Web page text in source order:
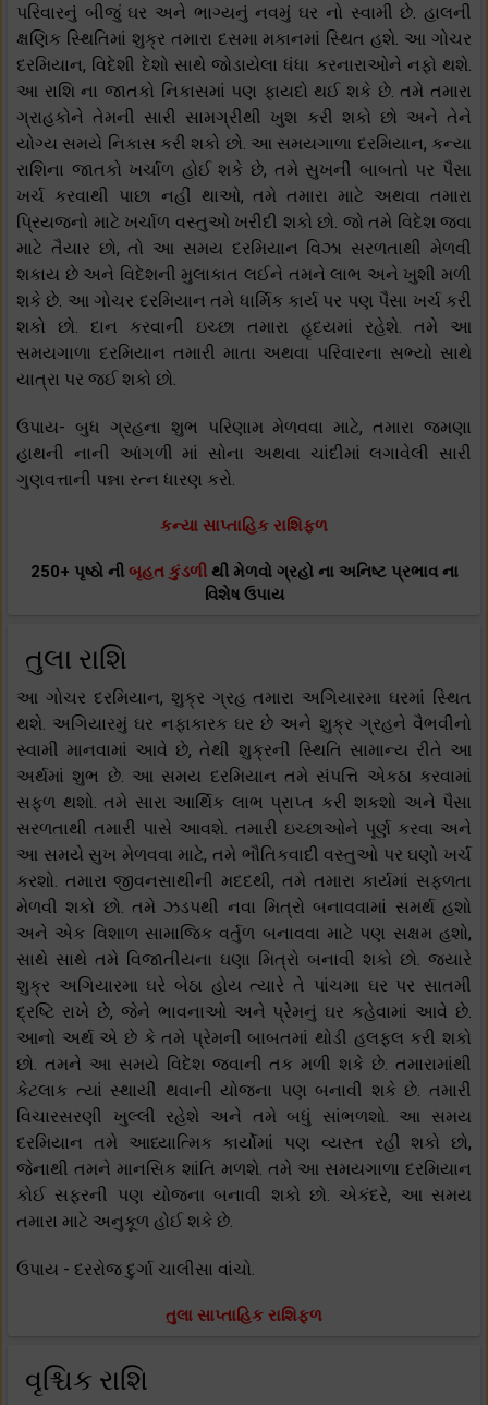
પરિવારનું બીજું ઘર અને ભાગ્યનું નવમું ઘર નો સ્વામી છે. હાલની
ક્ષણિક સ્થિતિમાં શુક્ર તમારા દસમા મકાનમાં સ્થિત હશે. આ ગોચર
દરમિયાન, વિદેશી દેશો સાથે જોડાયેલા ધંધા કરનારાઓને નફો થશે.
આ રાશિ ના જાતકો નિકાસમાં પણ ફાયદો થઈ શકે છે. તમે તમારા
ગ્રાહકોને તેમની સારી સામગ્રીથી ખુશ કરી શકો છો અને તેને
યોગ્ય સમયે નિકાસ કરી શકો છો. આ સમયગાળા દરમિયાન, કન્યા
રાશિના જાતકો ખર્ચાળ હોઈ શકે છે, તમે સુખની બાબતો પર પૈસા
ખર્ચ કરવાથી પાછા નહીં થાઓ, તમે તમારા માટે અથવા તમારા
પ્રિયજનો માટે ખર્ચાળ વસ્તુઓ ખરીદી શકો છો. જો તમે વિદેશ જવા
માટે તૈયાર છો, તો આ સમય દરમિયાન વિઝા સરળતાથી મેળવી
શકાય છે અને વિદેશની મુલાકાત લઈને તમને લાભ અને ખુશી મળી
શકે છે. આ ગોચર દરમિયાન તમે ધાર્મિક કાર્ય પર પણ પૈસા ખર્ચ કરી
શકો છો. દાન કરવાની ઇચ્છા તમારા હૃદયમાં રહેશે. તમે આ
સમયગાળા દરમિયાન તમારી માતા અથવા પરિવારના સભ્યો સાથે
યાત્રા પર જઈ શકો છો.
ઉપાય- બુધ ગ્રહના શુભ પરિણામ મેળવવા માટે, તમારા જમણા
હાથની નાની આંગળી માં સોના અથવા ચાંદીમાં લગાવેલી સારી
ગુણવત્તાની પન્ના રત્ન ધારણ કરો.
કન્યા સાપ્તાહિક રાશિફળ
250+ પૃષ્ઠો ની બૃહત કુંડળીથી મેળવો ગ્રહો ના અનિષ્ટ પ્રભાવ ના
વિશેષ ઉપાય
તુલા રાશિ
આ ગોચર દરમિયાન, શુક્ર ગ્રહ તમારા અગિયારમા ઘરમાં સ્થિત
થશે. અગિયારમું ઘર નફાકારક ઘર છે અને શુક્ર ગ્રહને વૈભવીનો
સ્વામી માનવામાં આવે છે, તેથી શુક્રની સ્થિતિ સામાન્ય રીતે આ
અર્થમાં શુભ છે. આ સમય દરમિયાન તમે સંપત્તિ એકઠા કરવામાં
સફળ થશો. તમે સારા આર્થિક લાભ પ્રાપ્ત કરી શકશો અને પૈસા
સરળતાથી તમારી પાસે આવશે. તમારી ઇચ્છાઓને પૂર્ણ કરવા અને
આ સમયે સુખ મેળવવા માટે, તમે ભૌતિકવાદી વસ્તુઓ પર ઘણો ખર્ચ
કરશો. તમારા જીવનસાથીની મદદથી, તમે તમારા કાર્યમાં સફળતા
મેળવી શકો છો. તમે ઝડપથી નવા મિત્રો બનાવવામાં સમર્થ હશો
અને એક વિશાળ સામાજિક વર્તુળ બનાવવા માટે પણ સક્ષમ હશો,
સાથે સાથે તમે વિજાતીયના ઘણા મિત્રો બનાવી શકો છો. જ્યારે
શુક્ર અગિયારમા ઘરે બેઠા હોય ત્યારે તે પાંચમા ઘર પર સાતમી
દ્રષ્ટિ રાખે છે, જેને ભાવનાઓ અને પ્રેમનું ઘર કહેવામાં આવે છે.
આનો અર્થ એ છે કે તમે પ્રેમની બાબતમાં થોડી હલફલ કરી શકો
છો. તમને આ સમયે વિદેશ જવાની તક મળી શકે છે. તમારામાંથી
કેટલાક ત્યાં સ્થાયી થવાની યોજના પણ બનાવી શકે છે. તમારી
વિચારસરણી ખુલ્લી રહેશે અને તમે બધું સાંભળશો. આ સમય
દરમિયાન તમે આધ્યાત્મિક કાર્યોમાં પણ વ્યસ્ત રહી શકો છો,
જેનાથી તમને માનસિક શાંતિ મળશે. તમે આ સમયગાળા દરમિયાન
કોઈ સફરની પણ યોજના બનાવી શકો છો. એકંદરે, આ સમય
તમારા માટે અનુકૂળ હોઈ શકે છે.
ઉપાય - દરરોજ દુર્ગા ચાલીસા વાંચો.
તુલા સાપ્તાહિક રાશિફળ
વૃશ્ચિક રાશિ